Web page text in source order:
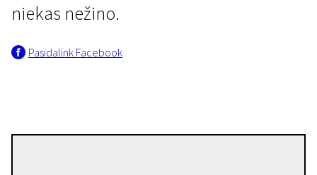
niekas nežino.
Pasidalink Facebook